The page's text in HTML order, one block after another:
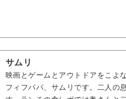
サムリ
映画とゲームとアウトドアをこよ
フィフパパ、サムリです。二人の